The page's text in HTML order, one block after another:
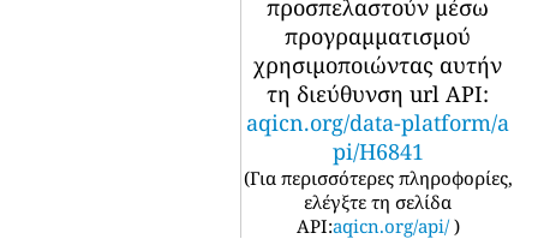
προσπελαστούν μέσω
προγραμματισμού
χρησιμοποιώντας αυτήν
τη διεύθυνση url API:
aqicn.org/data-platform/a
pi/H6841
(Για περισσότερες πληροφορίες,
ελέγξτε τη σελίδα
API:aqicn.org/api/ )